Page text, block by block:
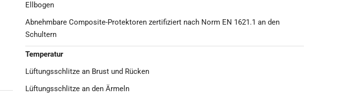
Ellbogen
Abnehmbare Composite-Protektoren zertifiziert nach Norm EN 1621.1 an den
Schultern
Temperatur
Lüftungsschlitze an Brust und Rücken
Lüftungsschlitze an den Ärmeln